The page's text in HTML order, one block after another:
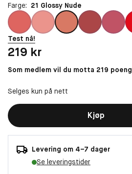
Farge: 21 Glossy Nude
Test nå!
Pris: 219 kr
219 kr
Som medlem vil du motta 219 poeng
Selges kun på nett
Kjøp
Levering om 4–7 dager
Se leveringstider